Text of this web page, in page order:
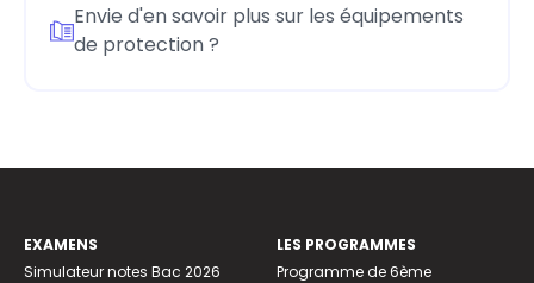
Envie d'en savoir plus sur les équipements
de protection ?
EXAMENS
Simulateur notes Bac 2026
LES PROGRAMMES
Programme de 6ème